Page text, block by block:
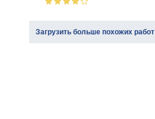
Загрузить больше похожих работ